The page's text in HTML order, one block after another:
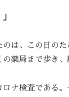
のは、この日の
の薬局まで歩き
ナ検査である